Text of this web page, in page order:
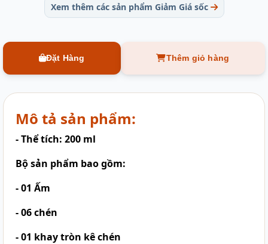
Xem thêm các sản phẩm Giảm Giá sốc
Đặt Hàng Thêm giỏ hàng
Mô tả sản phẩm:
- Thể tích: 200 ml
Bộ sản phẩm bao gồm:
- 01 Ấm
- 06 chén
- 01 khay tròn kê chén